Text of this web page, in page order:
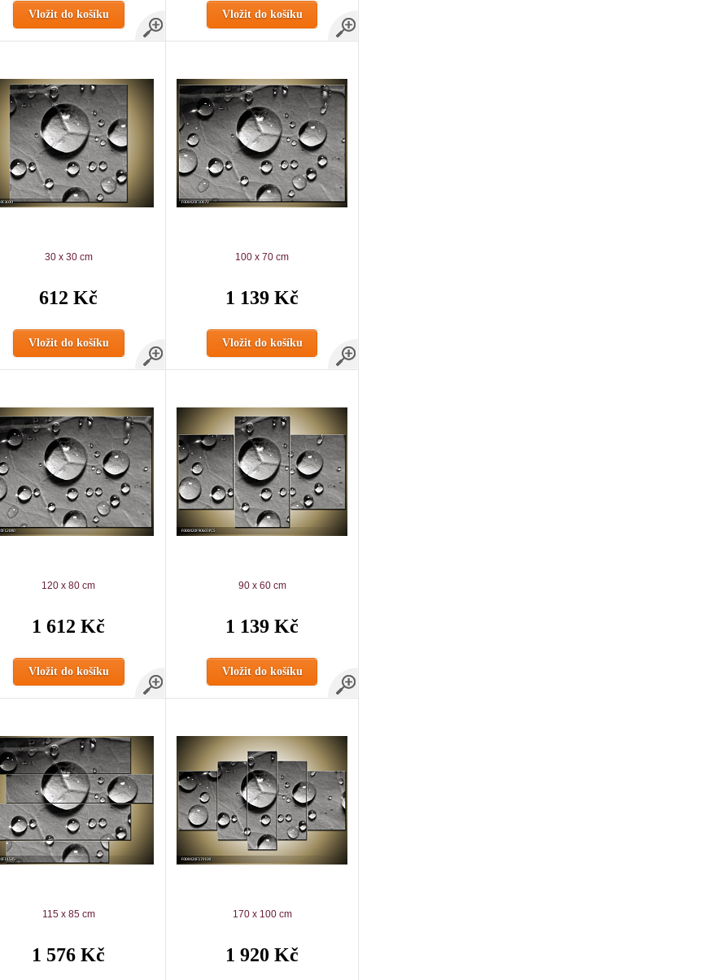
Vložit do košíku Vložit do košíku
30 x 30 cm
612 Kč
Vložit do košíku
100 x 70 cm
1 139 Kč
Vložit do košíku
120 x 80 cm
1 612 Kč
Vložit do košíku
90 x 60 cm
1 139 Kč
Vložit do košíku
115 x 85 cm
1 576 Kč
170 x 100 cm
1 920 Kč